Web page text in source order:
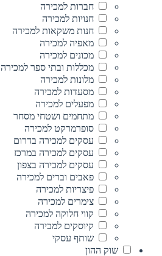
חברות למכירה
חנויות למכירה
חנות משקאות למכירה
מאפיה למכירה
מכונים למכירה
מכללות ובתי ספר למכירה
מלונות למכירה
מסעדות למכירה
מפעלים למכירה
מתחמים ושטחי מסחר
סופרמרקט למכירה
עסקים למכירה בדרום
עסקים למכירה במרכז
עסקים למכירה בצפון
פאבים וברים למכירה
פיצריות למכירה
צימרים למכירה
קווי חלוקה למכירה
קיוסקים למכירה
שותף עסקי
שוק ההון